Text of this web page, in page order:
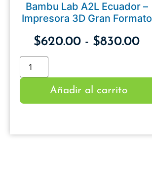
Bambu Lab A2L Ecuador –
Impresora 3D Gran Formato
$620.00 - $830.00
Añadir al carrito